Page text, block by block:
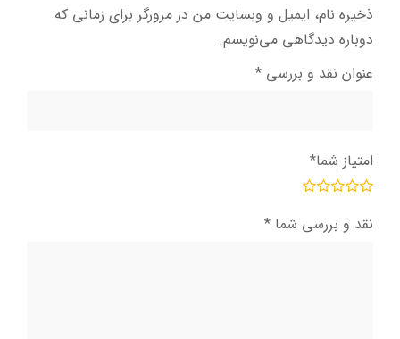
ذخیره نام، ایمیل و وبسایت من در مرورگر برای زمانی که
دوباره دیدگاهی می‌نویسم.
عنوان نقد و بررسی *
امتیاز شما*
نقد و بررسی شما *